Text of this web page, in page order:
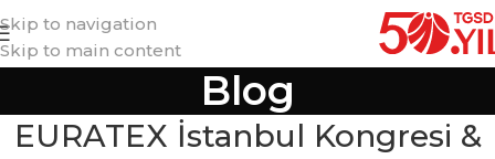
Skip to navigation
Skip to main content
Blog
EURATEX İstanbul Kongresi &